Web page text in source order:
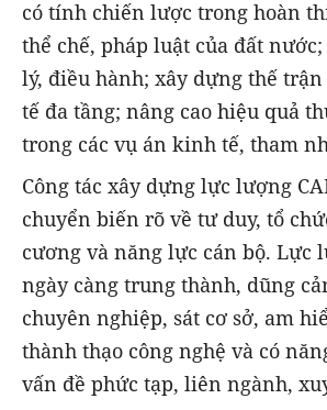
có tính chiến lược trong hoàn
thể chế, pháp luật của đất
lý, điều hành; xây dựng thế
tế đa tầng; nâng cao hiệu quả
trong các vụ án kinh tế, tham
Công tác xây dựng lực lượng
chuyển biến rõ về tư duy, tổ
cương và năng lực cán bộ. Lực
ngày càng trung thành, dũng
chuyên nghiệp, sát cơ sở, am
thành thạo công nghệ và có
vấn đề phức tạp, liên ngành,